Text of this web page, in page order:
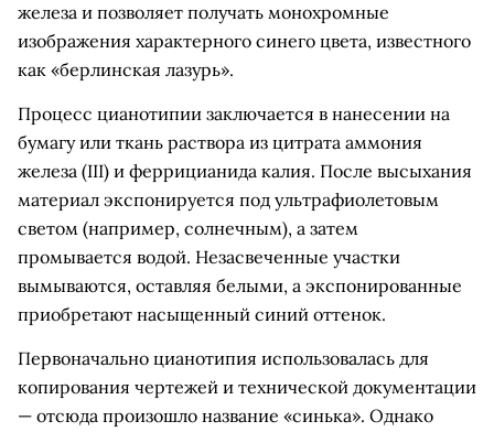
железа и позволяет получать монохромные
изображения характерного синего цвета, известного
как «берлинская лазурь».
Процесс цианотипии заключается в нанесении на
бумагу или ткань раствора из цитрата аммония
железа (III) и феррицианида калия. После высыхания
материал экспонируется под ультрафиолетовым
светом (например, солнечным), а затем
промывается водой. Незасвеченные участки
вымываются, оставляя белыми, а экспонированные
приобретают насыщенный синий оттенок.
Первоначально цианотипия использовалась для
копирования чертежей и технической документации
— отсюда произошло название «синька». Однако